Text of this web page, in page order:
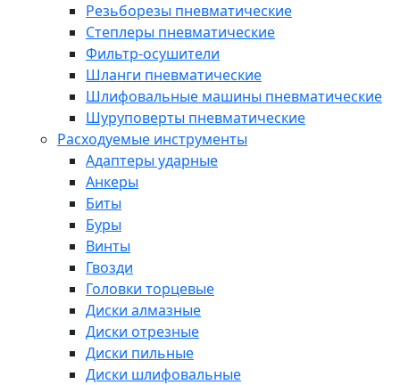
Резьборезы пневматические
Степлеры пневматические
Фильтр-осушители
Шланги пневматические
Шлифовальные машины пневматические
Шуруповерты пневматические
Расходуемые инструменты
Адаптеры ударные
Анкеры
Биты
Буры
Винты
Гвозди
Головки торцевые
Диски алмазные
Диски отрезные
Диски пильные
Диски шлифовальные